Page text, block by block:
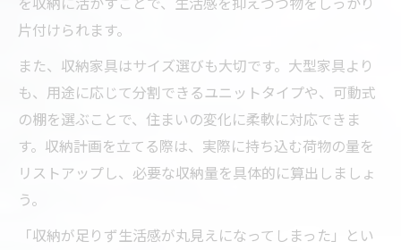
片付けられます。
また、収納家具はサイズ選びも大切です。大型家具より
も、用途に応じて分割できるユニットタイプや、可動式
の棚を選ぶことで、住まいの変化に柔軟に対応できま
す。収納計画を立てる際は、実際に持ち込む荷物の量を
リストアップし、必要な収納量を具体的に算出しましょ
う。
「収納が足りず生活感が丸見えになってしまった」とい